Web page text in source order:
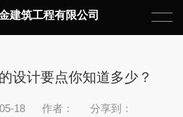
建筑工程有限公司
设计要点你知道多少？
18 作者：
分享到：